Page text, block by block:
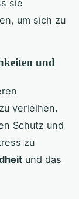
sie
um sich zu
und
verleihen.
Schutz und
zu
und das